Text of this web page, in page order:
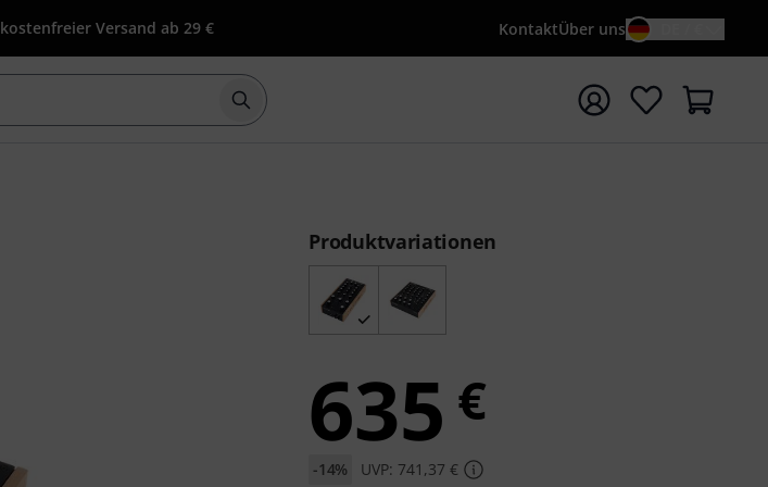
kostenfreier Versand ab 29 € KontaktÜber uns
Suche mit Suchwort {searchTerm} starten
Produktvariationen
635 €
-14% UVP: 741,37 €